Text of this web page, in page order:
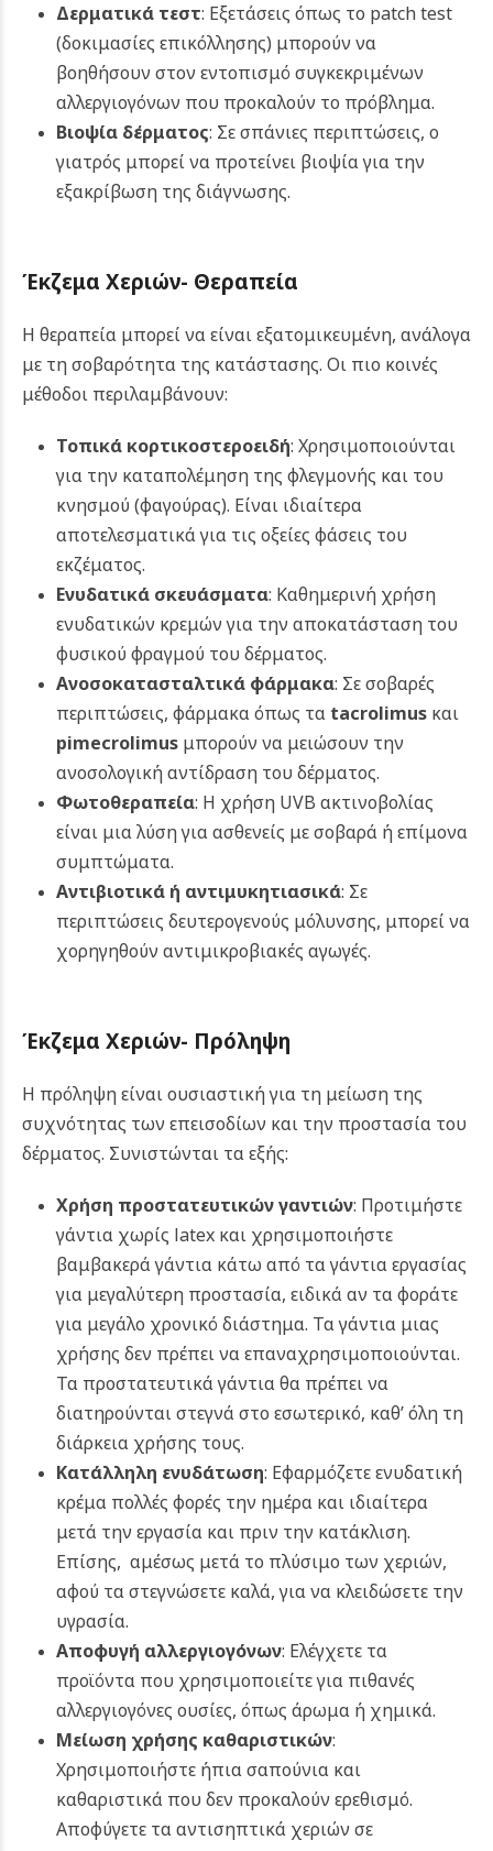
Δερματικά τεστ: Εξετάσεις όπως το patch test
(δοκιμασίες επικόλλησης) μπορούν να
βοηθήσουν στον εντοπισμό συγκεκριμένων
αλλεργιογόνων που προκαλούν το πρόβλημα.
Βιοψία δέρματος: Σε σπάνιες περιπτώσεις, ο
γιατρός μπορεί να προτείνει βιοψία για την
εξακρίβωση της διάγνωσης.
Έκζεμα Χεριών- Θεραπεία
Η θεραπεία μπορεί να είναι εξατομικευμένη, ανάλογα
με τη σοβαρότητα της κατάστασης. Οι πιο κοινές
μέθοδοι περιλαμβάνουν:
Τοπικά κορτικοστεροειδή: Χρησιμοποιούνται
για την καταπολέμηση της φλεγμονής και του
κνησμού (φαγούρας). Είναι ιδιαίτερα
αποτελεσματικά για τις οξείες φάσεις του
εκζέματος.
Ενυδατικά σκευάσματα: Καθημερινή χρήση
ενυδατικών κρεμών για την αποκατάσταση του
φυσικού φραγμού του δέρματος.
Ανοσοκατασταλτικά φάρμακα: Σε σοβαρές
περιπτώσεις, φάρμακα όπως τα tacrolimus και
pimecrolimus μπορούν να μειώσουν την
ανοσολογική αντίδραση του δέρματος.
Φωτοθεραπεία: Η χρήση UVB ακτινοβολίας
είναι μια λύση για ασθενείς με σοβαρά ή επίμονα
συμπτώματα.
Αντιβιοτικά ή αντιμυκητιασικά: Σε
περιπτώσεις δευτερογενούς μόλυνσης, μπορεί να
χορηγηθούν αντιμικροβιακές αγωγές.
Έκζεμα Χεριών- Πρόληψη
Η πρόληψη είναι ουσιαστική για τη μείωση της
συχνότητας των επεισοδίων και την προστασία του
δέρματος. Συνιστώνται τα εξής:
Χρήση προστατευτικών γαντιών: Προτιμήστε
γάντια χωρίς latex και χρησιμοποιήστε
βαμβακερά γάντια κάτω από τα γάντια εργασίας
για μεγαλύτερη προστασία, ειδικά αν τα φοράτε
για μεγάλο χρονικό διάστημα. Τα γάντια μιας
χρήσης δεν πρέπει να επαναχρησιμοποιούνται.
Τα προστατευτικά γάντια θα πρέπει να
διατηρούνται στεγνά στο εσωτερικό, καθ’ όλη τη
διάρκεια χρήσης τους.
Κατάλληλη ενυδάτωση: Εφαρμόζετε ενυδατική
κρέμα πολλές φορές την ημέρα και ιδιαίτερα
μετά την εργασία και πριν την κατάκλιση.
Επίσης, αμέσως μετά το πλύσιμο των χεριών,
αφού τα στεγνώσετε καλά, για να κλειδώσετε την
υγρασία.
Αποφυγή αλλεργιογόνων: Ελέγχετε τα
προϊόντα που χρησιμοποιείτε για πιθανές
αλλεργιογόνες ουσίες, όπως άρωμα ή χημικά.
Μείωση χρήσης καθαριστικών:
Χρησιμοποιήστε ήπια σαπούνια και
καθαριστικά που δεν προκαλούν ερεθισμό.
Αποφύγετε τα αντισηπτικά χεριών σε